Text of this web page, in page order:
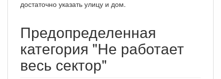
достаточно указать улицу и дом.
Предопределенная
категория "Не работает
весь сектор"